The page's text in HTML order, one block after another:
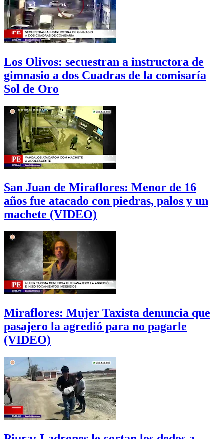
Los Olivos: secuestran a instructora de
gimnasio a dos Cuadras de la comisaría
Sol de Oro
San Juan de Miraflores: Menor de 16
años fue atacado con piedras, palos y un
machete (VIDEO)
Miraflores: Mujer Taxista denuncia que
pasajero la agredió para no pagarle
(VIDEO)